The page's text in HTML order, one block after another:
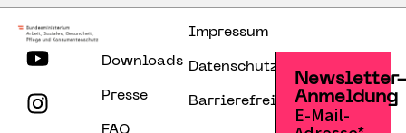
Downloads
Presse
Impressum
Datenschutzerklärung
Barrierefreiheitserklärung
Anmeldung
E-Mail-